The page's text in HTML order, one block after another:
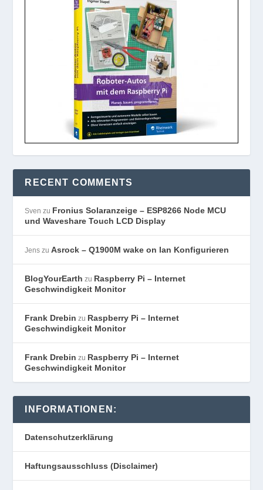
RECENT COMMENTS
Sven zu Fronius Solaranzeige – ESP8266 Node MCU
und Waveshare Touch LCD Display
Jens zuAsrock – Q1900M wake on lan Konfigurieren
BlogYourEarth zu Raspberry Pi – Internet
Geschwindigkeit Monitor
Frank Drebin zu Raspberry Pi – Internet
Geschwindigkeit Monitor
Frank Drebin zu Raspberry Pi – Internet
Geschwindigkeit Monitor
INFORMATIONEN:
Datenschutzerklärung
Haftungsausschluss (Disclaimer)